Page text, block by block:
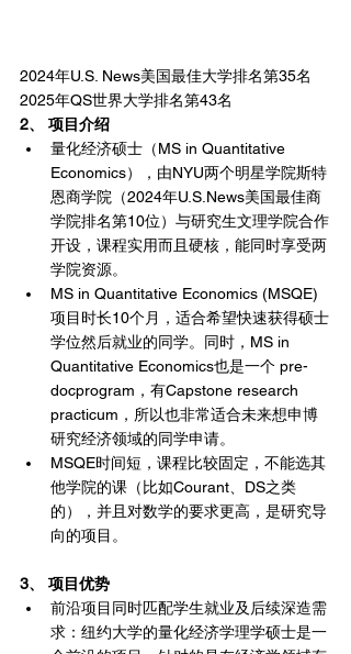
2024年U.S. News美国最佳大学排名第35名
2025年QS世界大学排名第43名
2、 项目介绍
量化经济硕士（MS in Quantitative
Economics），由NYU两个明星学院斯特
恩商学院（2024年U.S.News美国最佳商
学院排名第10位）与研究生文理学院合作
开设，课程实用而且硬核，能同时享受两
学院资源。
MS in Quantitative Economics (MSQE)
项目时长10个月，适合希望快速获得硕士
学位然后就业的同学。同时，MS in
Quantitative Economics也是一个 pre-
docprogram，有Capstone research
practicum，所以也非常适合未来想申博
研究经济领域的同学申请。
MSQE时间短，课程比较固定，不能选其
他学院的课（比如Courant、DS之类
的），并且对数学的要求更高，是研究导
向的项目。
3、 项目优势
前沿项目同时匹配学生就业及后续深造需
求：纽约大学的量化经济学理学硕士是一